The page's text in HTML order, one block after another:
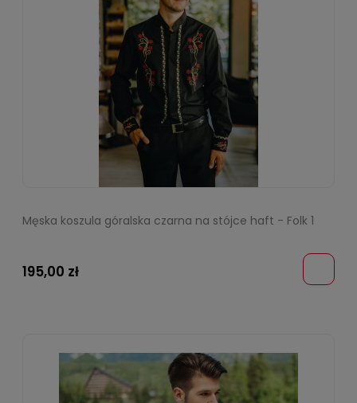
Męska koszula góralska czarna na stójce haft - Folk 1
195,00 zł